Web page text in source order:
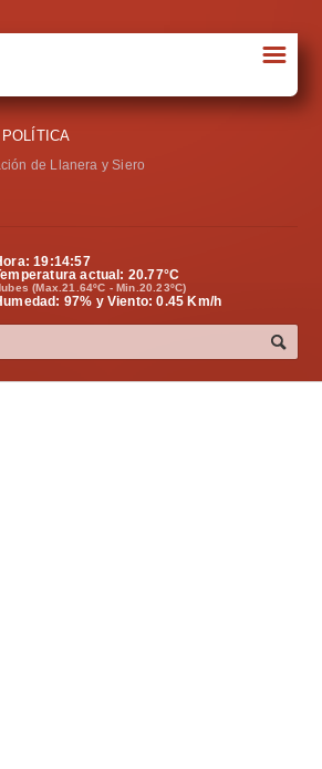
☰
POLÍTICA
de Llanera y Siero
19:14:58
actual: 20.77°C
(Max.21.64ºC - Min.20.23ºC)
97% y Viento: 0.45 Km/h